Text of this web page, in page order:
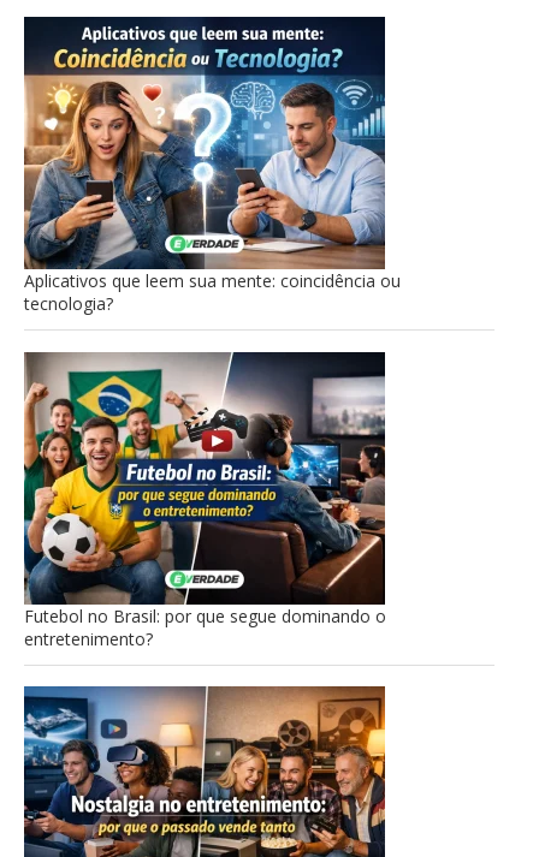
Aplicativos que leem sua mente: coincidência ou
tecnologia?
Futebol no Brasil: por que segue dominando o
entretenimento?